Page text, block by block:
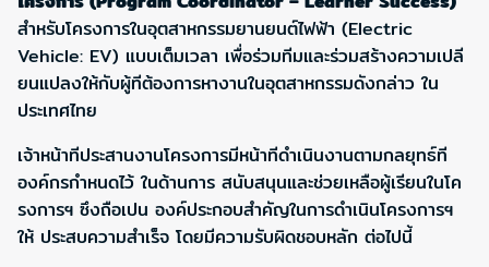
สำหรับโครงการในอุตสาหกรรมยานยนต์ไฟฟ้า (Electric
Vehicle: EV) แบบเต็มเวลา เพื่อร่วมทีมและร่วมสร้างความเปลี
ยนแปลงให้กับผู้ทีต้องการหางานในอุตสาหกรรมดังกล่าว ใน
ประเทศไทย
เจ้าหน้าทีประสานงานโครงการมีหน้าทีดำเนินงานตามกลยุทธ์ที
องค์กรกำหนดไว้ ในด้านการ สนับสนุนและช่วยเหลือผู้เรียนในโค
รงการฯ ซึงถือเปน องค์ประกอบสำคัญในการดำเนินโครงการฯ
ให้ ประสบความสำเร็จ โดยมีความรับผิดชอบหลัก ต่อไปนี้